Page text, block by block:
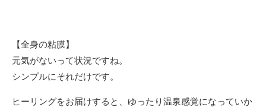
【全身の粘膜】
元気がないって状況ですね。
シンプルにそれだけです。
ヒーリングをお届けすると、ゆったり温泉感覚になっていか